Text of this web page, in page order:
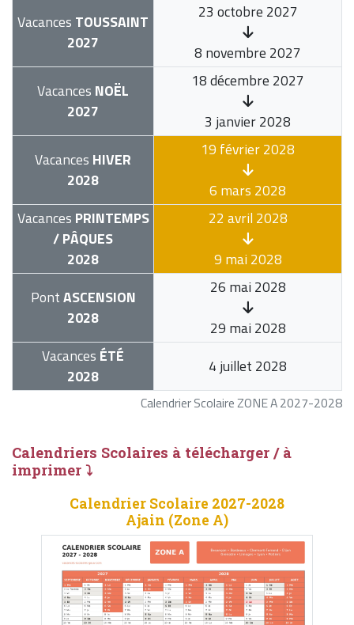
Calendrier Scolaire ZONE A 2027-2028
Vacances TOUSSAINT
2027
23 octobre 2027
8 novembre 2027
Vacances NOËL
2027
18 décembre 2027
3 janvier 2028
Vacances HIVER
2028
19 février 2028
6 mars 2028
Vacances PRINTEMPS
/ PÂQUES
2028
22 avril 2028
9 mai 2028
PontASCENSION
2028
26 mai 2028
29 mai 2028
Vacances ÉTÉ
2028
4 juillet 2028
Calendriers Scolaires à télécharger / à
imprimer ⤵
Calendrier Scolaire 2027-2028
Ajain (Zone A)